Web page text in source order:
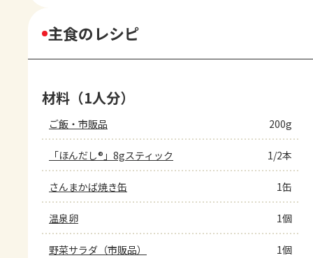
主食のレシピ
材料（1人分）
ご飯・市販品 200g
「ほんだし®」8gスティック 1/2本
さんまかば焼き缶 1缶
温泉卵 1個
野菜サラダ（市販品） 1個